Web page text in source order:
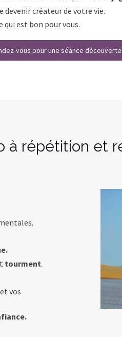
devenir créateur de votre vie.
qui est bon pour vous.
vous pour une séance
à répétition et
tourment.
et vos